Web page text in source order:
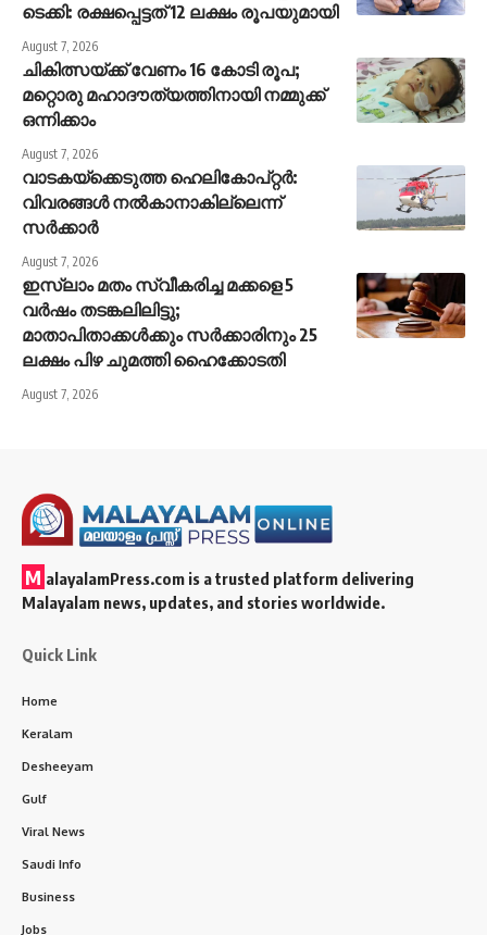
ടെക്കി: രക്ഷപ്പെട്ടത് 12 ലക്ഷം രൂപയുമായി
August 7, 2026
ചികിത്സയ്ക്ക് വേണം 16 കോടി രൂപ;
മറ്റൊരു മഹാദൗത്യത്തിനായി നമ്മുക്ക്
ഒന്നിക്കാം
August 7, 2026
വാടകയ്‌ക്കെടുത്ത ഹെലികോപ്റ്റർ:
വിവരങ്ങൾ നൽകാനാകില്ലെന്ന്
സർക്കാർ
August 7, 2026
ഇസ്‍ലാം മതം സ്വീകരിച്ച മക്കളെ 5
വർഷം തടങ്കലിലിട്ടു;
മാതാപിതാക്കൾക്കും സർക്കാരിനും 25
ലക്ഷം പിഴ ചുമത്തി ഹൈക്കോടതി
August 7, 2026
M alayalamPress.com is a trusted platform delivering
Malayalam news, updates, and stories worldwide.
Quick Link
Home
Keralam
Desheeyam
Gulf
Viral News
Saudi Info
Business
Jobs